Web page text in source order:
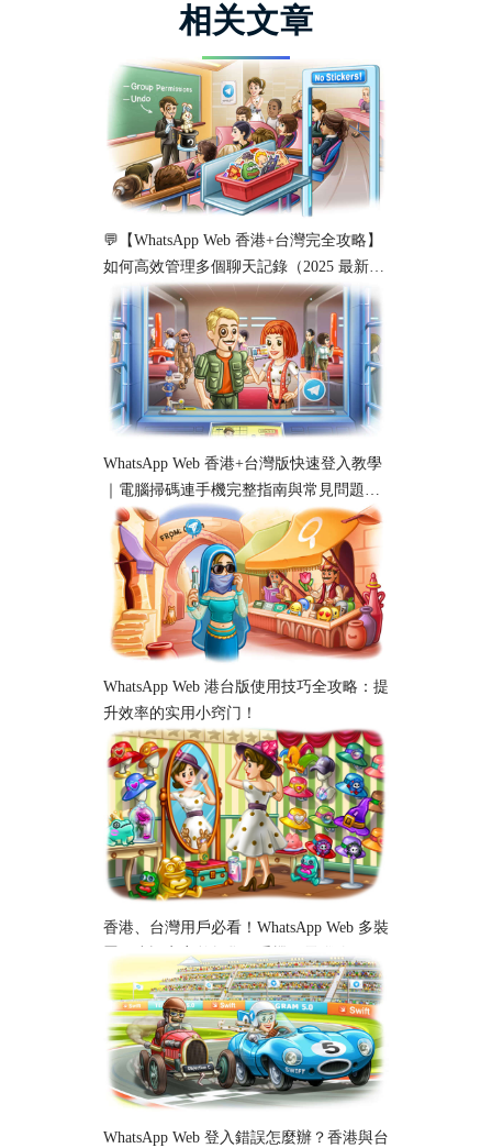
相关文章
💬【WhatsApp Web 香港+台灣完全攻略】
如何高效管理多個聊天記錄（2025 最新教
學）
WhatsApp Web 香港+台灣版快速登入教學
｜電腦掃碼連手機完整指南與常見問題解
析
WhatsApp Web 港台版使用技巧全攻略：提
升效率的实用小窍门！
香港、台灣用戶必看！WhatsApp Web 多裝
置同步設定完整教學｜手機、電腦跨平台
使用指南
WhatsApp Web 登入錯誤怎麼辦？香港與台